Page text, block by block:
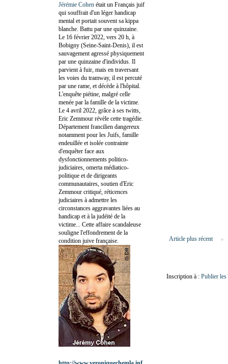
Article plus récent
Inscription à : Publier
Jérémie Cohen était un Français juif
qui souffrait d'un léger handicap
mental et portait souvent sa kippa
blanche. Battu par une quinzaine.
Le 16 février 2022, vers 20 h, à
Bobigny (Seine-Saint-Denis), il est
sauvagement agressé physiquement
par une quinzaine d'individus. Il
parvient à fuir, mais en traversant
les voies du tramway, il est percuté
par une rame, et décède à l'hôpital.
L'enquête piétine, malgré celle
menée par la famille de la victime.
Le 4 avril 2022, grâce à ses twitts,
Eric Zemmour révèle cette tragédie.
Département francilien dangereux
notamment pour les Juifs, famille
endeuillée et isolée contrainte
d'enquêter face aux
dysfonctionnements politico-
judiciaires, omerta médiatico-
politique et de dirigeants
communautaires, soutien d'Eric
Zemmour critiqué, réticences
judiciaires à admettre les
circonstances aggravantes liées au
handicap et à la judéité de la
victime... Cette affaire scandaleuse
souligne l'effondrement de la
condition juive française.